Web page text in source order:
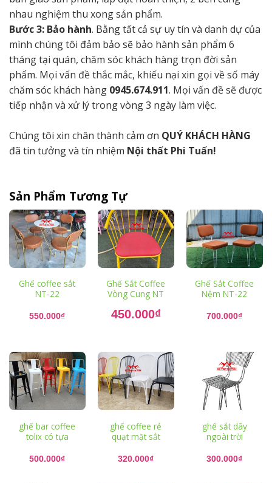
nhau nghiệm thu xong sản phẩm.
Bước 3: Bảo hành. Bằng tất cả sự uy tín và danh dự của
mình chúng tôi đảm bảo sẽ bảo hành sản phẩm 6
tháng tại quán, chăm sóc khách hàng trọn đời sản
phẩm. Mọi vấn đề thắc mắc, khiếu nại xin gọi về số máy
chăm sóc khách hàng 0945.674.911. Mọi vấn đề sẽ được
tiếp nhận và xử lý trong vòng 3 ngày làm việc.
Chúng tôi xin chân thành cảm ơn QUÝ KHÁCH HÀNG
đã tin tưởng và tín nhiệm Nội thất Phi Tuấn!
Sản Phẩm Tương Tự
Ghế coffee sắt
NT-22
550.000₫
Ghế Sắt Coffee
Vòng Cung NT
Giá
gốc
450.000₫
450.000₫.
Ghế Sắt Coffee
Nệm NT-22
700.000₫
ghế bar coffee
tolix có tựa
500.000₫
ghế coffee rẻ
quạt mặt sắt
320.000₫
ghế sắt dây
ngoài trời
300.000₫